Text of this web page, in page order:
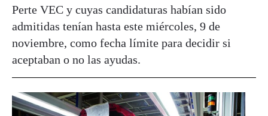
Perte VEC y cuyas candidaturas habían sido
admitidas tenían hasta este miércoles, 9 de
noviembre, como fecha límite para decidir si
aceptaban o no las ayudas.